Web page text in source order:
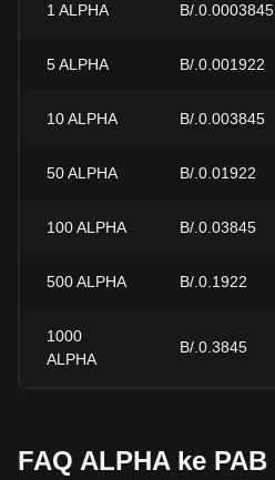
1 ALPHA B/.0.0003845
5ALPHA B/.0.001922
10ALPHA B/.0.003845
50ALPHA B/.0.01922
100ALPHA B/.0.03845
500ALPHA B/.0.1922
1000
ALPHA
B/.0.3845
FAQ ALPHA ke PAB